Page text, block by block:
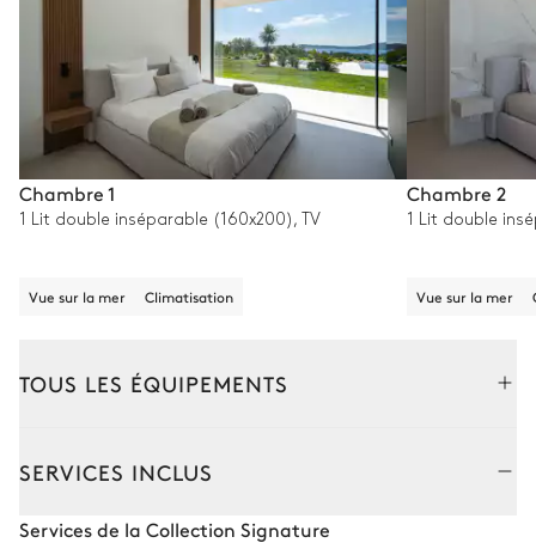
Chambre 1
1 Lit double inséparable (160x200), TV
Vue sur la mer Climatisation
Chambre 2
1 Lit double
Vue sur la mer
TOUS LES ÉQUIPEMENTS
SERVICES INCLUS
Services de la Collection Signature